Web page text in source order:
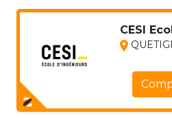
CESI